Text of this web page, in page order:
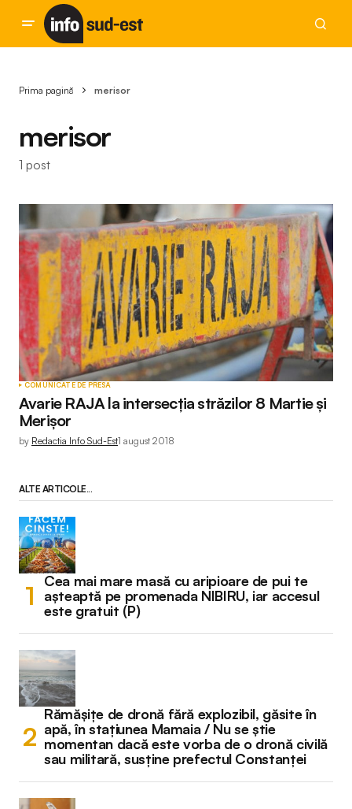
Prima pagină merisor
merisor
1 post
COMUNICATE DE PRESĂ
Avarie RAJA la intersecția străzilor 8 Martie și
Merișor
by Redactia Info Sud-Est1 august 2018
ALTE ARTICOLE...
Cea mai mare masă cu aripioare de pui te
așteaptă pe promenada NIBIRU, iar accesul
este gratuit (P)
Rămășițe de dronă fără explozibil, găsite în
apă, în stațiunea Mamaia / Nu se știe
momentan dacă este vorba de o dronă civilă
sau militară, susține prefectul Constanței